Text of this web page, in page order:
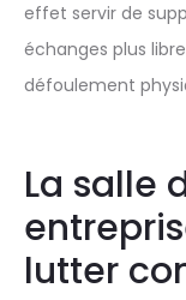
effet servir de
échanges plus
défoulement
La salle
lutter